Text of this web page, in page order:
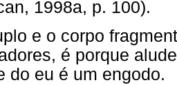
1998a, p. 100).
e o corpo
é porque
do eu é um engodo.